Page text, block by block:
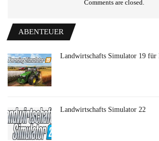
Comments are closed.
ABENTEUER
Landwirtschafts Simulator 19 für
Landwirtschafts Simulator 22